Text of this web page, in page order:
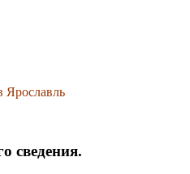
Ярославль
сведения.